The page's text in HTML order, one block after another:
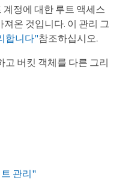
계정에 대한 루트 액세스
온 것입니다. 이 관리 그
합니다"참조하십시오.
버킷 객체를 다른 그리
관리"